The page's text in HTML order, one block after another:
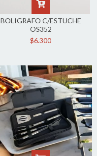
BOLIGRAFO C/ESTUCHE
OS352
$6.300